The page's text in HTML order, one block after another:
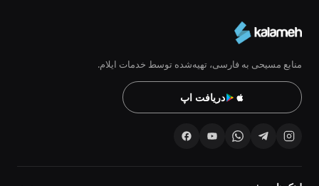
منابع مسیحی به فارسی، تهیه‌شده توسط خدمات ایلام.
دریافت اپ